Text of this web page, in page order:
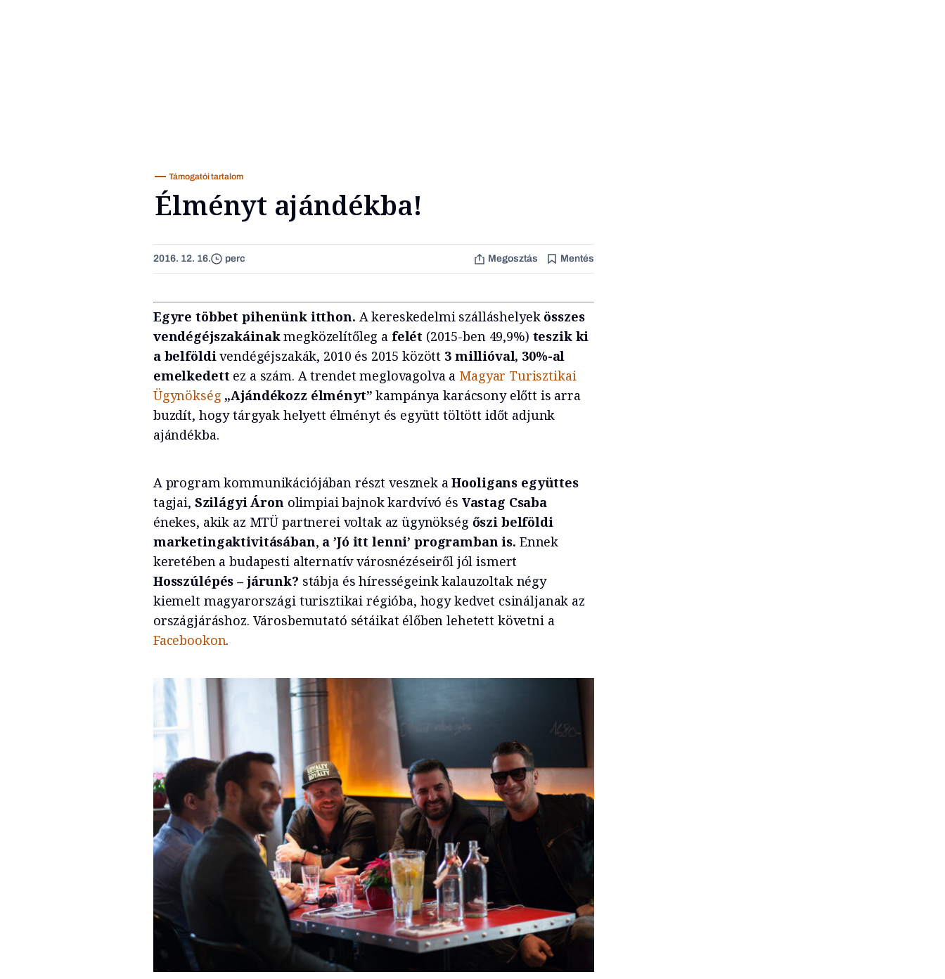
Támogatói tartalom
Élményt ajándékba!
2016. 12. 16. perc Megosztás Mentés
Egyre többet pihenünk itthon. A kereskedelmi szálláshelyek összes
vendégéjszakáinakmegközelítőleg a felét (2015-ben 49,9%) teszik ki
a belföldi vendégéjszakák, 2010 és 2015 között 3 millióval, 30%-al
emelkedett ez a szám. A trendet meglovagolva a Magyar Turisztikai
Ügynökség „Ajándékozz élményt” kampánya karácsony előtt is arra
buzdít, hogy tárgyak helyett élményt és együtt töltött időt adjunk
ajándékba.
A program kommunikációjában részt vesznek a Hooligans együttes
tagjai, Szilágyi Áron olimpiai bajnok kardvívó és Vastag Csaba
énekes, akik az MTÜ partnerei voltak az ügynökség őszi belföldi
marketingaktivitásában, a ’Jó itt lenni’ programban is. Ennek
keretében a budapesti alternatív városnézéseiről jól ismert
Hosszúlépés – járunk? stábja és hírességeink kalauzoltak négy
kiemelt magyarországi turisztikai régióba, hogy kedvet csináljanak az
országjáráshoz. Városbemutató sétáikat élőben lehetett követni a
Facebookon.